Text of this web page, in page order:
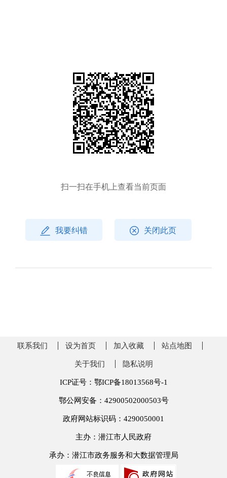
扫一扫在手机上查看当前页面
我要纠错 关闭此页
联系我们 设为首页 加入收藏 站点地图
关于我们 隐私说明
ICP证号：鄂ICP备18013568号-1
鄂公网安备：42900502000503号
政府网站标识码：4290050001
主办：潜江市人民政府
承办：潜江市政务服务和大数据管理局